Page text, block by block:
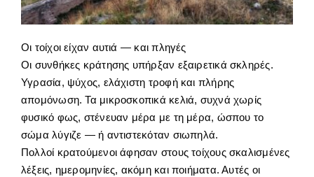
Οι τοίχοι είχαν αυτιά — και πληγές
Οι συνθήκες κράτησης υπήρξαν εξαιρετικά σκληρές.
Υγρασία, ψύχος, ελάχιστη τροφή και πλήρης
απομόνωση. Τα μικροσκοπικά κελιά, συχνά χωρίς
φυσικό φως, στένευαν μέρα με τη μέρα, ώσπου το
σώμα λύγιζε — ή αντιστεκόταν σιωπηλά.
Πολλοί κρατούμενοι άφησαν στους τοίχους σκαλισμένες
λέξεις, ημερομηνίες, ακόμη και ποιήματα. Αυτές οι